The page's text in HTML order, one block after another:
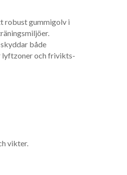
robust gummigolv i
både
lyftzoner och frivikts­
vikter.